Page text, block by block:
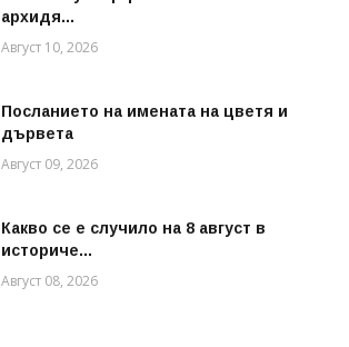
архидя...
Август 10, 2026
Посланието на имената на цветя и
дървета
Август 09, 2026
Какво се е случило на 8 август в
историче...
Август 08, 2026